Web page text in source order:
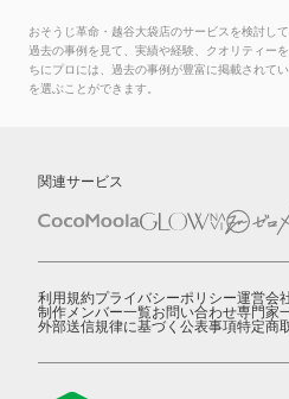
おそうじ革命・越谷大袋店のサービスを検討し
過去の事例を見て、実績や経験、クオリティー
ちにプロには、過去の事例が豊富に掲載されて
を選ぶことができます。
関連サービス
利用規約プライバシーポリシー運営会
制作メンバー一覧お問い合わせ専門家
外部送信規律に基づく公表事項特定商